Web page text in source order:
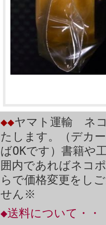
◆◆ヤマト運輸 ネ
たします。（デカ
ばOKです）書籍や
囲内であればネコ
らで価格変更をし
せん※
◆送料について・・